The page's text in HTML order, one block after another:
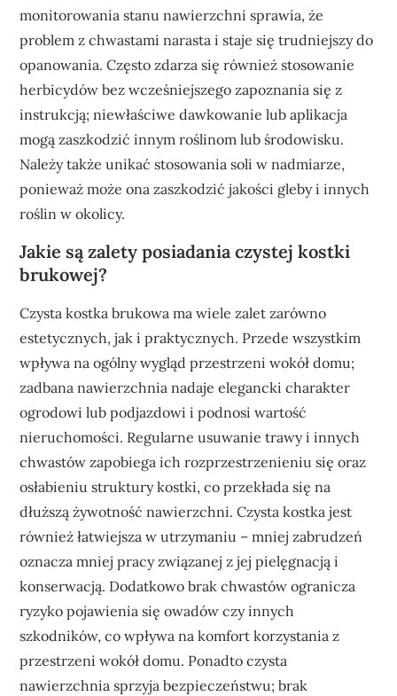
monitorowania stanu nawierzchni sprawia, że
problem z chwastami narasta i staje się trudniejszy do
opanowania. Często zdarza się również stosowanie
herbicydów bez wcześniejszego zapoznania się z
instrukcją; niewłaściwe dawkowanie lub aplikacja
mogą zaszkodzić innym roślinom lub środowisku.
Należy także unikać stosowania soli w nadmiarze,
ponieważ może ona zaszkodzić jakości gleby i innych
roślin w okolicy.
Jakie są zalety posiadania czystej kostki
brukowej?
Czysta kostka brukowa ma wiele zalet zarówno
estetycznych, jak i praktycznych. Przede wszystkim
wpływa na ogólny wygląd przestrzeni wokół domu;
zadbana nawierzchnia nadaje elegancki charakter
ogrodowi lub podjazdowi i podnosi wartość
nieruchomości. Regularne usuwanie trawy i innych
chwastów zapobiega ich rozprzestrzenieniu się oraz
osłabieniu struktury kostki, co przekłada się na
dłuższą żywotność nawierzchni. Czysta kostka jest
również łatwiejsza w utrzymaniu – mniej zabrudzeń
oznacza mniej pracy związanej z jej pielęgnacją i
konserwacją. Dodatkowo brak chwastów ogranicza
ryzyko pojawienia się owadów czy innych
szkodników, co wpływa na komfort korzystania z
przestrzeni wokół domu. Ponadto czysta
nawierzchnia sprzyja bezpieczeństwu; brak